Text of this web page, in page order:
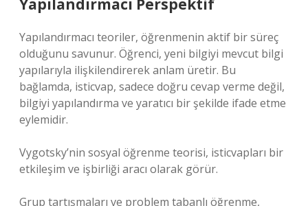
Yapılandırmacı Perspektif
Yapılandırmacı teoriler, öğrenmenin aktif bir süreç
olduğunu savunur. Öğrenci, yeni bilgiyi mevcut bilgi
yapılarıyla ilişkilendirerek anlam üretir. Bu
bağlamda, isticvap, sadece doğru cevap verme değil,
bilgiyi yapılandırma ve yaratıcı bir şekilde ifade etme
eylemidir.
Vygotsky’nin sosyal öğrenme teorisi, isticvapları bir
etkileşim ve işbirliği aracı olarak görür.
Grup tartışmaları ve problem tabanlı öğrenme,